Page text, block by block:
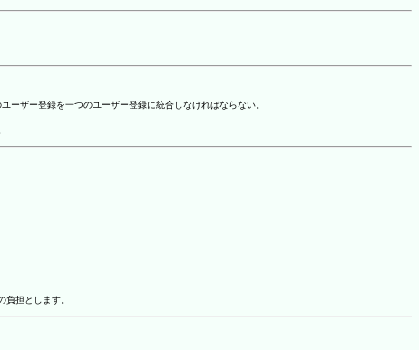
ーザー登録を一つのユーザー登録に統合しなければならない。
担とします。